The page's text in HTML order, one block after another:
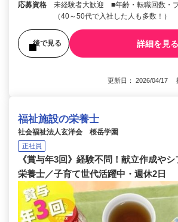
応募資格
未経験者大歓迎 ■年齢・転職回数・
（40～50代で入社した人も多数！）
後で見る 詳細を見る
更新日： 2026/04/17
福祉施設の栄養士
社会福祉法人玄洋会 桜岳学園
正社員
《賞与年3回》経験不問！献立作成や
栄養士／子育て世代活躍中・週休2日